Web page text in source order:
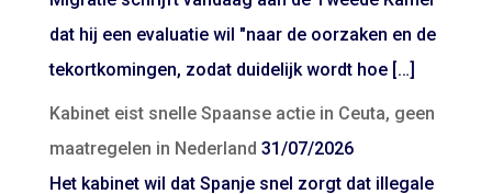
dat hij een evaluatie wil "naar de oorzaken en de
tekortkomingen, zodat duidelijk wordt hoe […]
Kabinet eist snelle Spaanse actie in Ceuta, geen
maatregelen in Nederland 31/07/2026
Het kabinet wil dat Spanje snel zorgt dat illegale